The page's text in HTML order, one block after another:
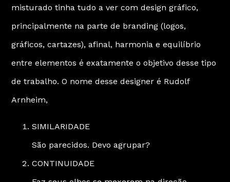
misturado tinha tudo a ver com design gráfico,
principalmente na parte de branding (logos,
gráficos, cartazes), afinal, harmonia e equilíbrio
entre elementos é exatamente o objetivo desse tipo
de trabalho. O nome desse designer é Rudolf
Arnheim,
SIMILARIDADE
São parecidos. Devo agrupar?
CONTINUIDADE